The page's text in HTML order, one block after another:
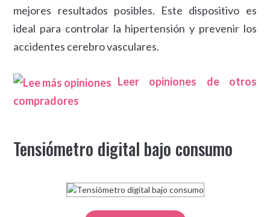
mejores resultados posibles. Este dispositivo es
ideal para controlar la hipertensión y prevenir los
accidentes cerebro vasculares.
Leer opiniones de otros
compradores
Tensiómetro digital bajo consumo